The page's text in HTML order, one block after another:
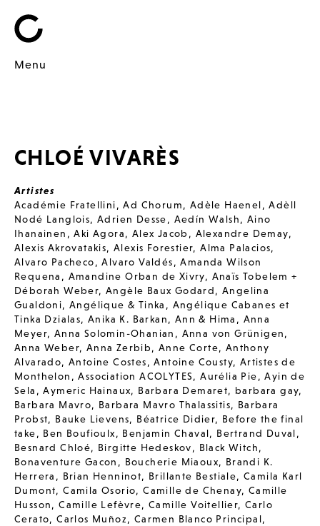
Menu
CHLOÉ VIVARÈS
Artistes
Académie Fratellini,Ad Chorum, Adèle Haenel,Adèll
Nodé Langlois,Adrien Desse, Aedín Walsh, Aino
Ihanainen ,Aki Agora, Alex Jacob , Alexandre Demay,
Alexis Akrovatakis,Alexis Forestier,Alma Palacios,
Alvaro Pacheco,Alvaro Valdés,Amanda Wilson
Requena , Amandine Orban de Xivry, Anaïs Tobelem +
Déborah Weber,Angèle Baux Godard,Angelina
Gualdoni,Angélique & Tinka , Angélique Cabanes et
Tinka Dzialas,Anika K. Barkan, Ann & Hima , Anna
Meyer, Anna Solomin-Ohanian , Anna von Grünigen,
Anna Weber, Anna Zerbib,Anne Corte, Anthony
Alvarado,Antoine Costes,Antoine Cousty, Artistes de
Monthelon ,Association ACOLYTES,Aurélia Pie,Ayin de
Sela ,Aymeric Hainaux, Barbara Demaret, barbara gay,
Barbara Mavro, Barbara Mavro Thalassitis, Barbara
Probst, Bauke Lievens, Béatrice Didier, Before the final
take, Ben Boufioulx, Benjamin Chaval, Bertrand Duval,
Besnard Chloé, Birgitte Hedeskov, Black Witch,
Bonaventure Gacon , Boucherie Miaoux, Brandi K.
Herrera , Brian Henninot, Brillante Bestiale,Camila Karl
Dumont,Camila Osorio,Camille de Chenay, Camille
Husson,Camille Lefèvre,Camille Voitellier,Carlo
Cerato,Carlos Muñoz, Carmen Blanco Principal,